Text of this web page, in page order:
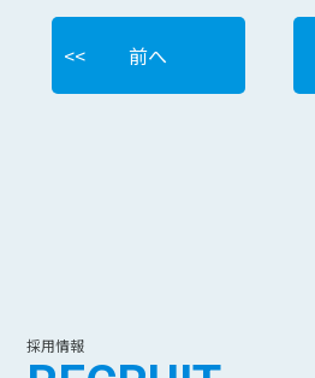
前へ
採用情報